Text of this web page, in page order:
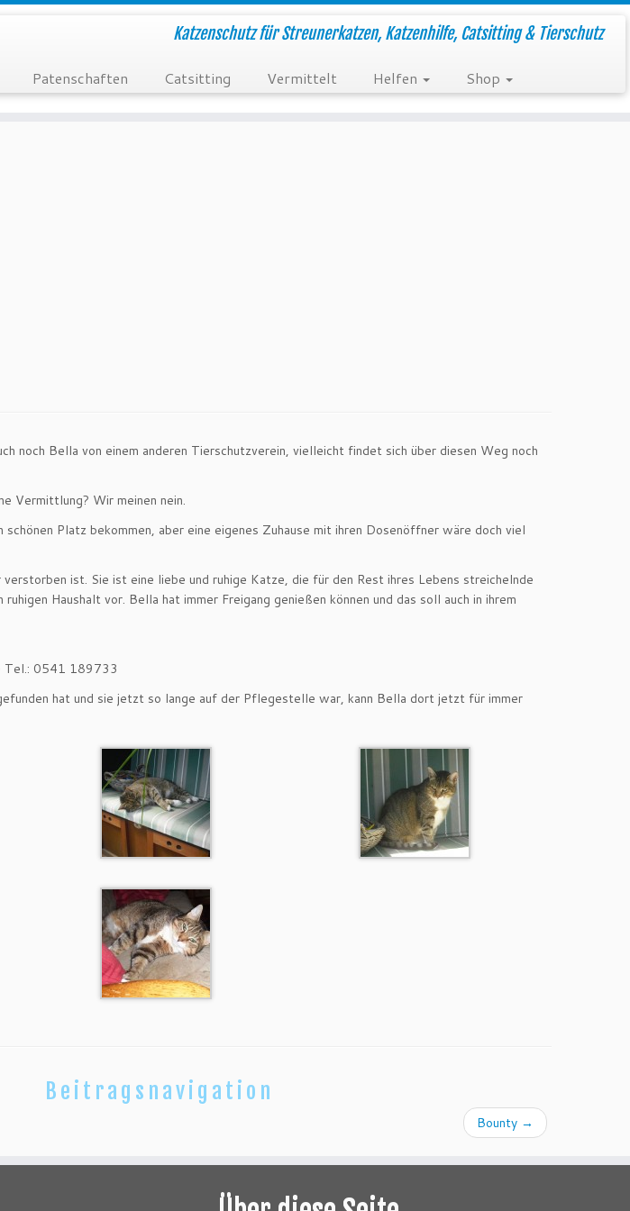
Katzenschutz für Streunerkatzen, Katzenhilfe, Catsitting & Tierschutz
Patenschaften Catsitting Vermittelt Helfen Shop
noch Bella von einem anderen Tierschutzverein, vielleicht findet sich über diesen Weg noch
Vermittlung? Wir meinen nein.
Platz bekommen, aber eine eigenes Zuhause mit ihren Dosenöffner wäre doch viel
ist. Sie ist eine liebe und ruhige Katze, die für den Rest ihres Lebens streichelnde
Haushalt vor. Bella hat immer Freigang genießen können und das soll auch in ihrem
Tel.: 0541 189733
hat und sie jetzt so lange auf der Pflegestelle war, kann Bella dort jetzt für immer
Beitragsnavigation
Bounty →